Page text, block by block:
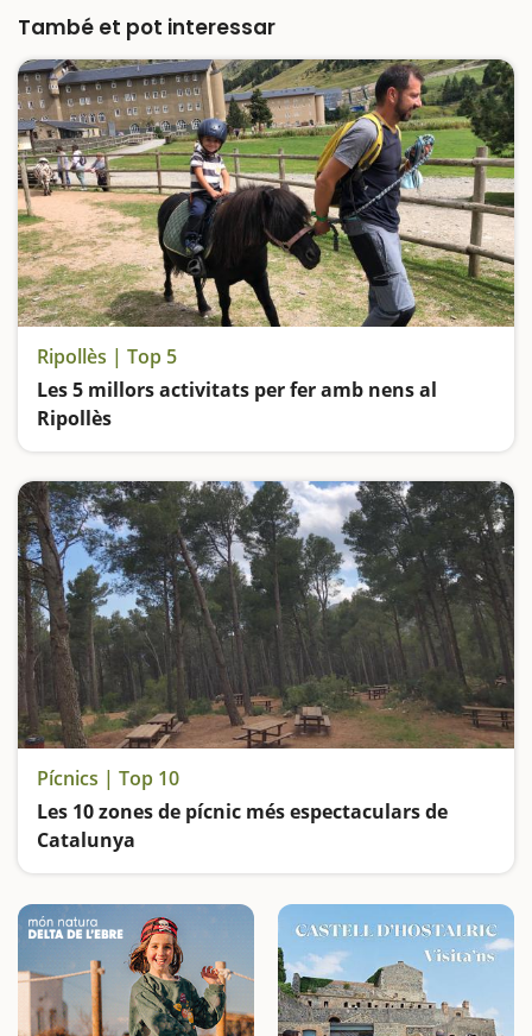
passejada agradable i còmode us portarà a
descobrir hotels amb història, barris…
També et pot interessar
Ripollès | Top 5
Les 5 millors activitats per fer amb nens al
Ripollès
Pícnics | Top 10
Les 10 zones de pícnic més espectaculars de
Catalunya